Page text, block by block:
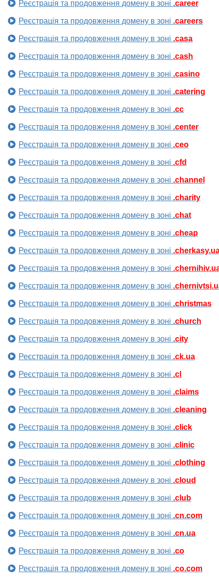
Реєстрація та продовження домену в зоні .career
Реєстрація та продовження домену в зоні .careers
Реєстрація та продовження домену в зоні .casa
Реєстрація та продовження домену в зоні .cash
Реєстрація та продовження домену в зоні .casino
Реєстрація та продовження домену в зоні .catering
Реєстрація та продовження домену в зоні .cc
Реєстрація та продовження домену в зоні .center
Реєстрація та продовження домену в зоні .ceo
Реєстрація та продовження домену в зоні .cfd
Реєстрація та продовження домену в зоні .channel
Реєстрація та продовження домену в зоні .charity
Реєстрація та продовження домену в зоні .chat
Реєстрація та продовження домену в зоні .cheap
Реєстрація та продовження домену в зоні
Реєстрація та продовження домену в зоні
Реєстрація та продовження домену в зоні
Реєстрація та продовження домену в зоні .christmas
Реєстрація та продовження домену в зоні .church
Реєстрація та продовження домену в зоні .city
Реєстрація та продовження домену в зоні .ck.ua
Реєстрація та продовження домену в зоні .cl
Реєстрація та продовження домену в зоні .claims
Реєстрація та продовження домену в зоні .cleaning
Реєстрація та продовження домену в зоні .click
Реєстрація та продовження домену в зоні .clinic
Реєстрація та продовження домену в зоні .clothing
Реєстрація та продовження домену в зоні .cloud
Реєстрація та продовження домену в зоні .club
Реєстрація та продовження домену в зоні .cn.com
Реєстрація та продовження домену в зоні .cn.ua
Реєстрація та продовження домену в зоні .co
Реєстрація та продовження домену в зоні .co.com